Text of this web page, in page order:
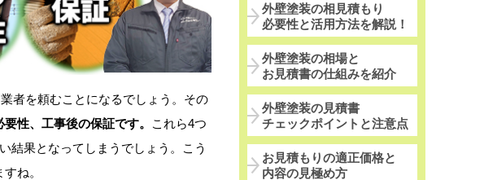
者を頼むことになるでしょう。その
性、工事後の保証です。
これら4つ
結果となってしまうでしょう。こう
ね。
外壁塗装の相見積もり
必要性と活用方法を解説！
外壁塗装の相場と
お見積書の仕組みを紹介
外壁塗装の見積書
チェックポイントと注意点
お見積もりの適正価格と
内容の見極め方